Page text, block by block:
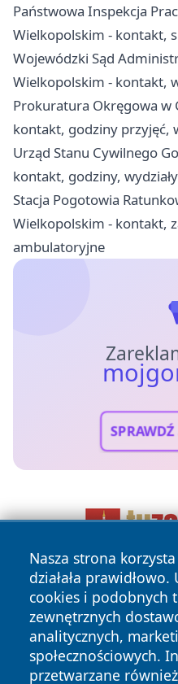
Państwowa Inspekcja
Wielkopolskim - kontakt,
Wojewódzki Sąd
Wielkopolskim - kontakt,
Prokuratura Okręgowa w
kontakt, godziny przyjęć,
Urząd Stanu Cywilnego
kontakt, godziny, wydziały
Stacja Pogotowia
Wielkopolskim - kontakt,
ambulatoryjne
Nasza strona
działała
cookies i podobnych
zewnętrznych
analitycznych,
społecznościowych.
przetwarzane
Copyright © 2026